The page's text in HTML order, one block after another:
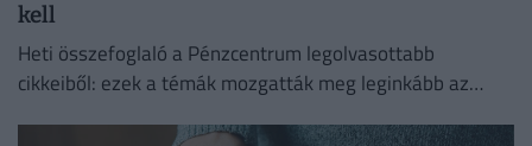
kell
Heti összefoglaló a Pénzcentrum legolvasottabb
cikkeiből: ezek a témák mozgatták meg leginkább az